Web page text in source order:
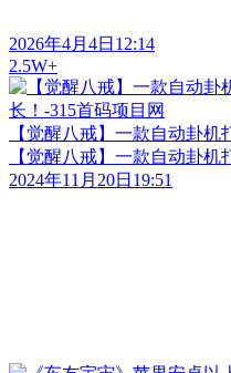
2026年4月4日12:14
2.5W+
【觉醒八戒】一款自动卦机
【觉醒八戒】一款自动卦机
2024年11月20日19:51